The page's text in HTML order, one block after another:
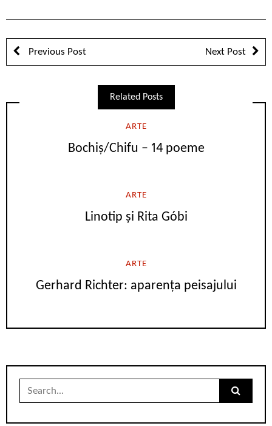
Previous Post Next Post
Related Posts
ARTE
Bochiș/Chifu – 14 poeme
ARTE
Linotip și Rita Góbi
ARTE
Gerhard Richter: aparența peisajului
Search